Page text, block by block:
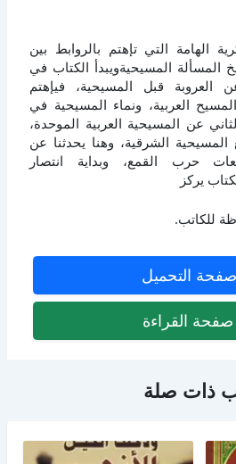
الهامة التي تإهتم بالروابط بين
المسألة المسيحيةويبدأ الكتاب في
العروبة قبل المسيحية، فيإهتم
العربية، ونماء المسيحية في
عن المسيحية العربية الموحدة،
الشرقية، وهنا يحدثنا عن
حرب القمع، وبداية انتصار
يركز
للكاتب.
صفحة التحميل
صفحة القراءة
ذات صلة